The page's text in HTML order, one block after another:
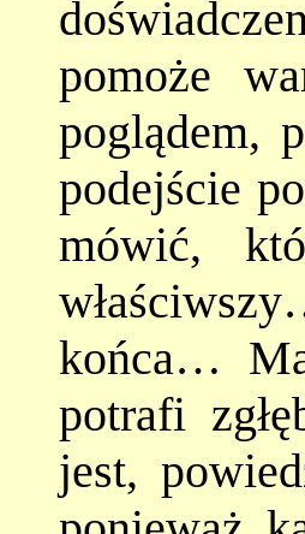
pomoże
poglądem,
podejście
mówić,
końca…
potrafi
jest,